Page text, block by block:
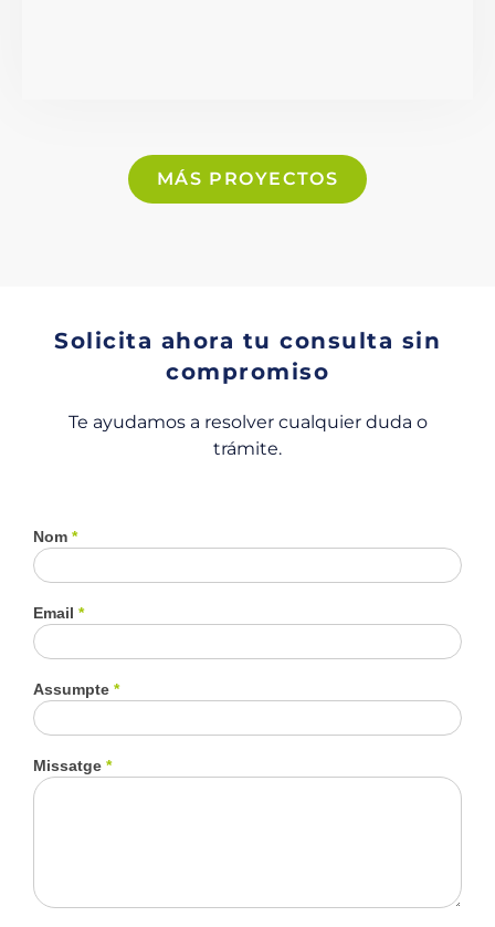
MÁS PROYECTOS
Solicita ahora tu consulta sin
compromiso
Te ayudamos a resolver cualquier duda o
trámite.
Contacte
Nom *
Email *
Assumpte *
Missatge *